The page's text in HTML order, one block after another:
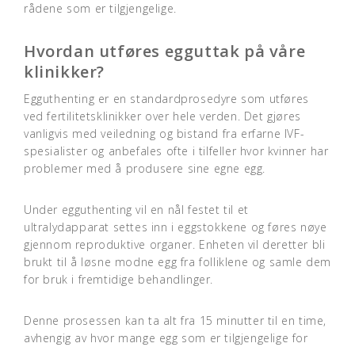
rådene som er tilgjengelige.
Hvordan utføres egguttak på våre
klinikker?
Egguthenting er en standardprosedyre som utføres
ved fertilitetsklinikker over hele verden. Det gjøres
vanligvis med veiledning og bistand fra erfarne IVF-
spesialister og anbefales ofte i tilfeller hvor kvinner har
problemer med å produsere sine egne egg.
Under egguthenting vil en nål festet til et
ultralydapparat settes inn i eggstokkene og føres nøye
gjennom reproduktive organer. Enheten vil deretter bli
brukt til å løsne modne egg fra folliklene og samle dem
for bruk i fremtidige behandlinger.
Denne prosessen kan ta alt fra 15 minutter til en time,
avhengig av hvor mange egg som er tilgjengelige for